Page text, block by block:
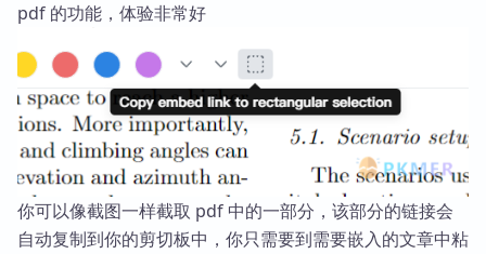
pdf 的功能，体验非常好
你可以像截图一样截取 pdf 中的一部分，该部分的链接会
自动复制到你的剪切板中，你只需要到需要嵌入的文章中粘